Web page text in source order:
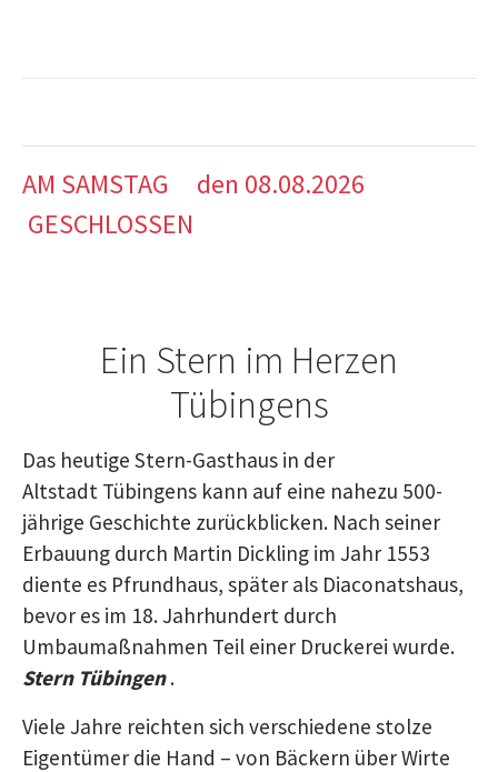
AM SAMSTAG den 08.08.2026
GESCHLOSSEN
Ein Stern im Herzen
Tübingens
Das heutige Stern-Gasthaus in der
Altstadt Tübingens kann auf eine nahezu 500-
jährige Geschichte zurückblicken. Nach seiner
Erbauung durch Martin Dickling im Jahr 1553
diente es Pfrundhaus, später als Diaconatshaus,
bevor es im 18. Jahrhundert durch
Umbaumaßnahmen Teil einer Druckerei wurde.
Stern Tübingen.
Viele Jahre reichten sich verschiedene stolze
Eigentümer die Hand – von Bäckern über Wirte